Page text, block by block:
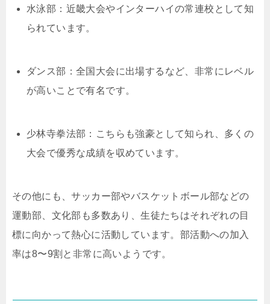
水泳部：近畿大会やインターハイの常連校として知
られています。
ダンス部：全国大会に出場するなど、非常にレベル
が高いことで有名です。
少林寺拳法部：こちらも強豪として知られ、多くの
大会で優秀な成績を収めています。
その他にも、サッカー部やバスケットボール部などの
運動部、文化部も多数あり、生徒たちはそれぞれの目
標に向かって熱心に活動しています。部活動への加入
率は8〜9割と非常に高いようです。